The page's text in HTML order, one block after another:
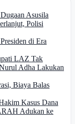
Asusila
Polisi
di Era
LAZ Tak
Adha Lakukan
Biaya Balas
Kasus Dana
Adukan ke